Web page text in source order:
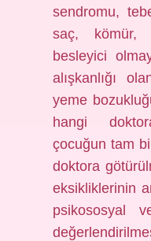
sendromu,
saç, kömür,
besleyici
alışkanlığı
yeme
hangi
çocuğun tam
doktora
eksikliklerinin
psikososyal